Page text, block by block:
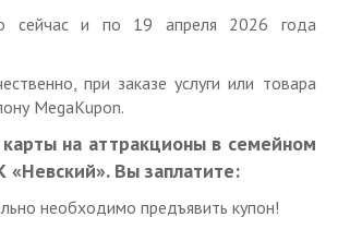
сейчас и по 19 апреля 2026 года
при заказе услуги или товара
MegaKupon.
на аттракционы в семейном
«Невский». Вы заплатите:
необходимо предъявить купон!